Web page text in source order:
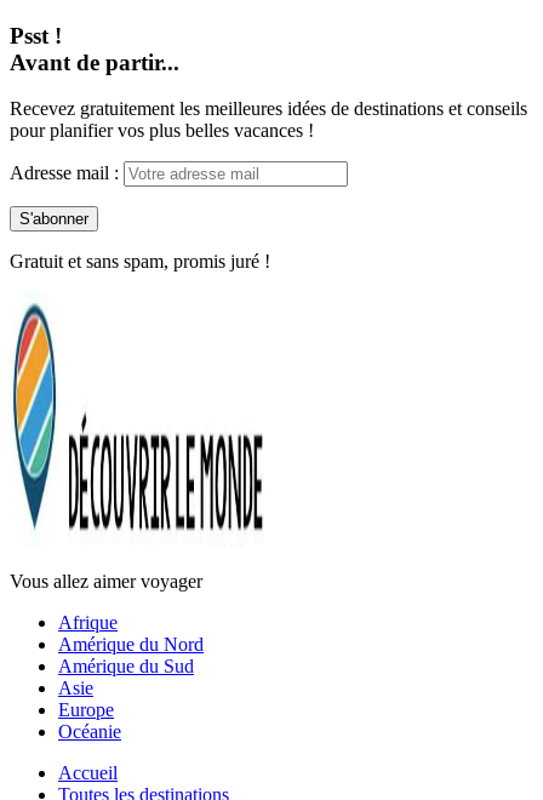
Psst !
Avant de partir...
Recevez gratuitement les meilleures idées de destinations et conseils
pour planifier vos plus belles vacances !
Adresse mail :
Gratuit et sans spam, promis juré !
Vous allez aimer voyager
Afrique
Amérique du Nord
Amérique du Sud
Asie
Europe
Océanie
Accueil
Toutes les destinations